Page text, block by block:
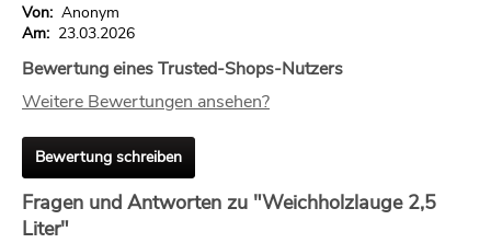
Von: Anonym
Am: 23.03.2026
Bewertung eines Trusted-Shops-Nutzers
Weitere Bewertungen ansehen?
Bewertung schreiben
Fragen und Antworten zu "Weichholzlauge 2,5
Liter"